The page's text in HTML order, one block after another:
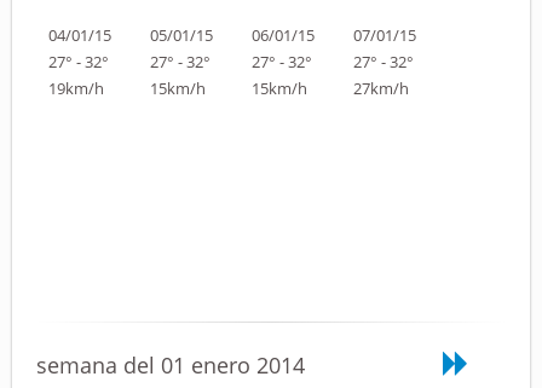
04/01/15
27° - 32°
19km/h
05/01/15
27° - 32°
15km/h
06/01/15
27° - 32°
15km/h
07/01/15
27° - 32°
27km/h
semana del 01 enero 2014